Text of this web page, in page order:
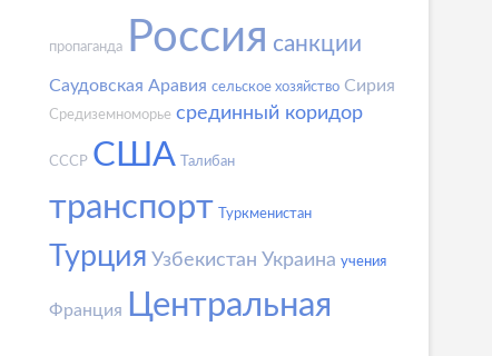
пропаганда Россия санкции
Саудовская Аравия сельское хозяйство Сирия
Средиземноморье срединный коридор
СССР США Талибан
транспорт Туркменистан
Турция Узбекистан Украина учения
Франция Центральная